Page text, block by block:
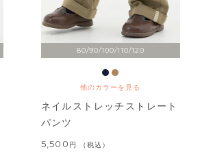
80/90/100/110/120
他のカラーを見る
ネイルストレッチストレート
パンツ
5,500 税込